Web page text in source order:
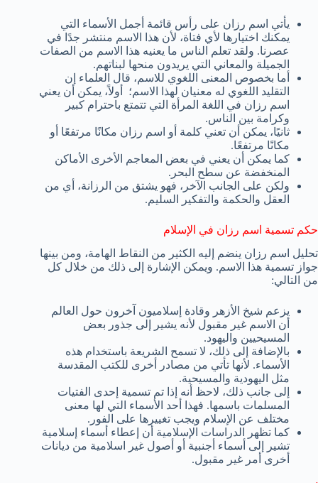
يأتي اسم رزان على رأس قائمة أجمل الأسماء التي
يمكنك اختيارها لأي فتاة، لأن هذا الاسم منتشر جدًا في
عصرنا. ولقد تعلم الناس ما يعنيه هذا الاسم من الصفات
الجميلة والمعاني التي يريدون منحها لبناتهم.
أما بخصوص المعنى اللغوي للاسم، قال العلماء إن
التقليد اللغوي له معنيان لهذا الاسم؛ أولاً، يمكن أن يعني
اسم رزان في اللغة المرأة التي تتمتع باحترام كبير
وكرامة بين الناس.
ثانيًا، يمكن أن تعني كلمة أو اسم رزان مكانًا مرتفعًا أو
مكانًا مرتفعًا.
كما يمكن أن يعني في بعض المعاجم الأخرى الأماكن
المنخفضة عن سطح البحر.
ولكن على الجانب الآخر، فهو يشتق من الرزانة، أي من
العقل والحكمة والتفكير السليم.
حكم تسمية اسم رزان في الإسلام
تحليل اسم رزان ينضم إليه الكثير من النقاط الهامة، ومن بينها
جواز تسمية هذا الاسم. ويمكن الإشارة إلى ذلك من خلال كل
من التالي:
يزعم شيخ الأزهر وقادة إسلاميون آخرون حول العالم
أن الاسم غير مقبول لأنه يشير إلى جذور بعض
المسيحيين واليهود.
بالإضافة إلى ذلك، لا تسمح الشريعة باستخدام هذه
الأسماء. لأنها تأتي من مصادر أخرى للكتب المقدسة
مثل اليهودية والمسيحية.
إلى جانب ذلك، لاحظ أنه إذا تم تسمية إحدى الفتيات
المسلمات باسمها. فهذا أحد الأسماء التي لها معنى
مختلف عن الإسلام ويجب تغييرها على الفور.
كما تظهر الدراسات الإسلامية أن إعطاء أسماء إسلامية
تشير إلى أسماء أجنبية أو أصول غير اسلامية من ديانات
أخرى أمر غير مقبول.